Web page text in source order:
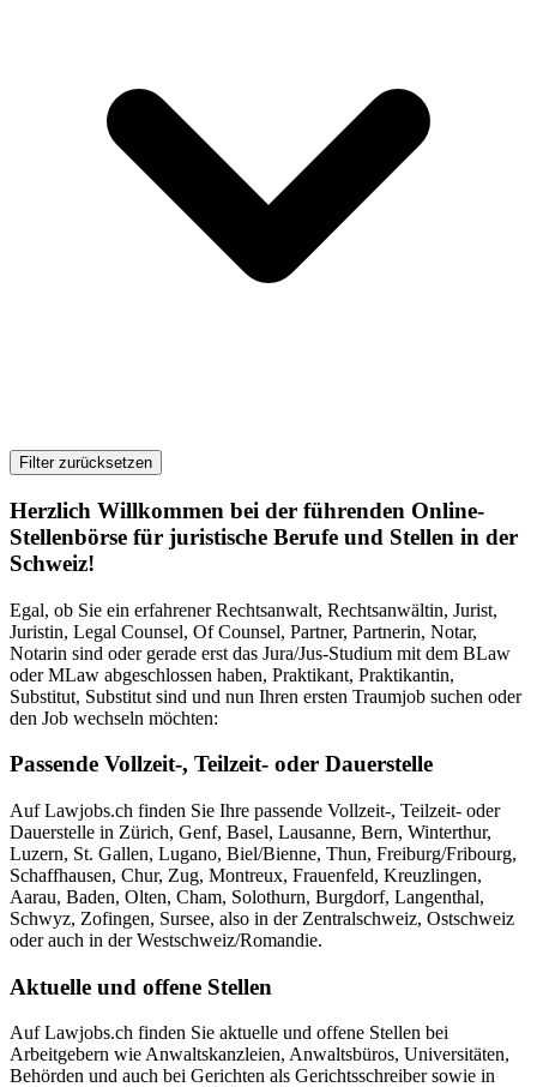
Filter zurücksetzen
Herzlich Willkommen bei der führenden Online-
Stellenbörse für juristische Berufe und Stellen in der
Schweiz!
Egal, ob Sie ein erfahrener Rechtsanwalt, Rechtsanwältin, Jurist,
Juristin, Legal Counsel, Of Counsel, Partner, Partnerin, Notar,
Notarin sind oder gerade erst das Jura/Jus-Studium mit dem BLaw
oder MLaw abgeschlossen haben, Praktikant, Praktikantin,
Substitut, Substitut sind und nun Ihren ersten Traumjob suchen oder
den Job wechseln möchten:
Passende Vollzeit-, Teilzeit- oder Dauerstelle
Auf Lawjobs.ch finden Sie Ihre passende Vollzeit-, Teilzeit- oder
Dauerstelle in Zürich, Genf, Basel, Lausanne, Bern, Winterthur,
Luzern, St. Gallen, Lugano, Biel/Bienne, Thun, Freiburg/Fribourg,
Schaffhausen, Chur, Zug, Montreux, Frauenfeld, Kreuzlingen,
Aarau, Baden, Olten, Cham, Solothurn, Burgdorf, Langenthal,
Schwyz, Zofingen, Sursee, also in der Zentralschweiz, Ostschweiz
oder auch in der Westschweiz/Romandie.
Aktuelle und offene Stellen
Auf Lawjobs.ch finden Sie aktuelle und offene Stellen bei
Arbeitgebern wie Anwaltskanzleien, Anwaltsbüros, Universitäten,
Behörden und auch bei Gerichten als Gerichtsschreiber sowie in